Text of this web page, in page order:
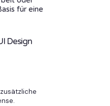
für eine
Design